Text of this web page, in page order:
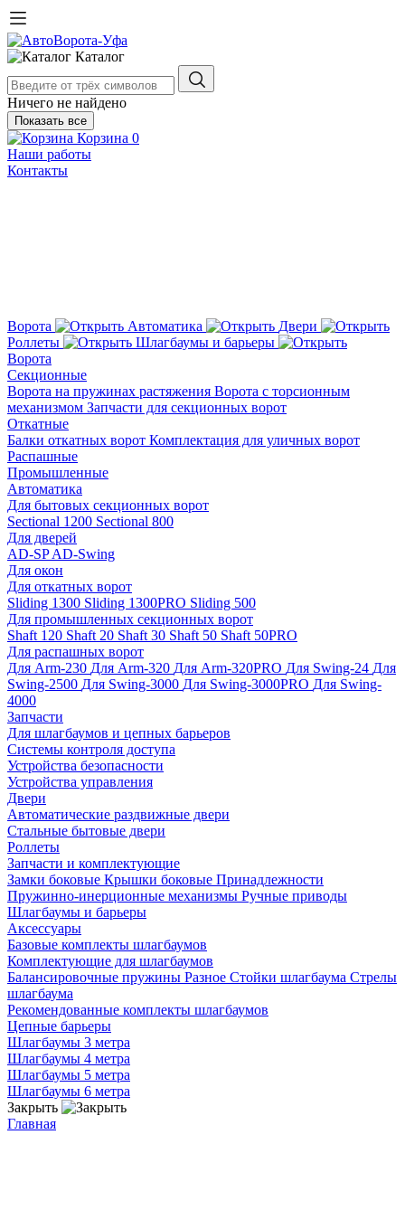
Каталог
Ничего не найдено
Показать все
Корзина 0
Наши работы
Контакты
Ворота Автоматика
Двери
Роллеты
Шлагбаумы и барьеры
Ворота
Секционные
Ворота на пружинах растяжения Ворота с торсионным
механизмом Запчасти для секционных ворот
Откатные
Балки откатных ворот Комплектация для уличных ворот
Распашные
Промышленные
Автоматика
Для бытовых секционных ворот
Sectional 1200 Sectional 800
Для дверей
AD-SPAD-Swing
Для окон
Для откатных ворот
Sliding 1300 Sliding 1300PRO Sliding 500
Для промышленных секционных ворот
Shaft 120 Shaft 20 Shaft 30 Shaft 50 Shaft 50PRO
Для распашных ворот
Для Arm-230 Для Arm-320 Для Arm-320PRO Для Swing-24 Для
Swing-2500 Для Swing-3000 Для Swing-3000PRO Для Swing-
4000
Запчасти
Для шлагбаумов и цепных барьеров
Системы контроля доступа
Устройства безопасности
Устройства управления
Двери
Автоматические раздвижные двери
Стальные бытовые двери
Роллеты
Запчасти и комплектующие
Замки боковые Крышки боковые Принадлежности
Пружинно-инерционные механизмы Ручные приводы
Шлагбаумы и барьеры
Аксессуары
Базовые комплекты шлагбаумов
Комплектующие для шлагбаумов
Балансировочные пружины Разное Стойки шлагбаума Стрелы
шлагбаума
Рекомендованные комплекты шлагбаумов
Цепные барьеры
Шлагбаумы 3 метра
Шлагбаумы 4 метра
Шлагбаумы 5 метра
Шлагбаумы 6 метра
Закрыть
Главная